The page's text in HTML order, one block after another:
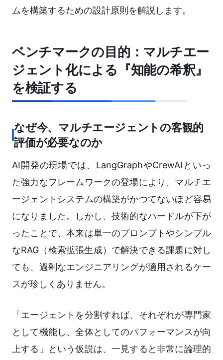
ムを構築するための設計原則を解説します。
ベンチマークの目的：マルチエー
ジェント化による『知能の希釈』
を検証する
なぜ今、マルチエージェントの客観的
評価が必要なのか
AI開発の現場では、LangGraphやCrewAIといっ
た強力なフレームワークの登場により、マルチエ
ージェントシステムの構築がかつてないほど容易
になりました。しかし、技術的なハードルが下が
ったことで、本来は単一のプロンプトやシンプル
なRAG（検索拡張生成）で解決できる課題に対し
ても、過剰なエンジニアリングが適用されるケー
スが珍しくありません。
「エージェントを分割すれば、それぞれが専門家
として機能し、全体としてのパフォーマンスが向
上する」という仮説は、一見すると非常に論理的